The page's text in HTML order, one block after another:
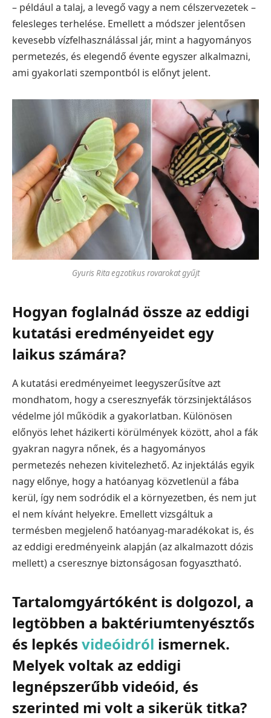
– például a talaj, a levegő vagy a nem célszervezetek –
felesleges terhelése. Emellett a módszer jelentősen
kevesebb vízfelhasználással jár, mint a hagyományos
permetezés, és elegendő évente egyszer alkalmazni,
ami gyakorlati szempontból is előnyt jelent.
Gyuris Rita egzotikus rovarokat gyűjt
Hogyan foglalnád össze az eddigi
kutatási eredményeidet egy
laikus számára?
A kutatási eredményeimet leegyszerűsítve azt
mondhatom, hogy a cseresznyefák törzsinjektálásos
védelme jól működik a gyakorlatban. Különösen
előnyös lehet házikerti körülmények között, ahol a fák
gyakran nagyra nőnek, és a hagyományos
permetezés nehezen kivitelezhető. Az injektálás egyik
nagy előnye, hogy a hatóanyag közvetlenül a fába
kerül, így nem sodródik el a környezetben, és nem jut
el nem kívánt helyekre. Emellett vizsgáltuk a
termésben megjelenő hatóanyag-maradékokat is, és
az eddigi eredményeink alapján (az alkalmazott dózis
mellett) a cseresznye biztonságosan fogyasztható.
Tartalomgyártóként is dolgozol, a
legtöbben a baktériumtenyésztős
és lepkés videóidról ismernek.
Melyek voltak az eddigi
legnépszerűbb videóid, és
szerinted mi volt a sikerük titka?